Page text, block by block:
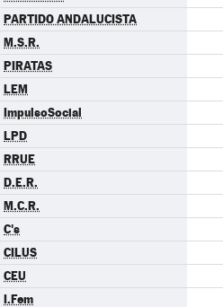
PARTIDO ANDALUCISTA
M.S.R.
PIRATAS
LEM
ImpulsoSocial
LPD
RRUE
D.E.R.
M.C.R.
C's
CILUS
CEU
I.Fem